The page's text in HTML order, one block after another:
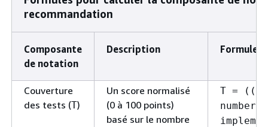
recommandation
Composante
de notation
Description Formule
Couverture
des tests (T)
Un score normalisé
(0 à 100 points)
basé sur le nombre
T =
number